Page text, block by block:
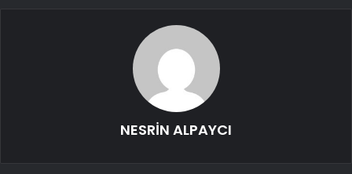
NESRİN ALPAYCI